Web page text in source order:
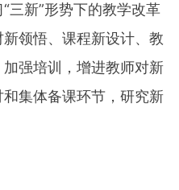
三新”形势下的教学改革
领悟、课程新设计、教
强培训，增进教师对新
集体备课环节，研究新